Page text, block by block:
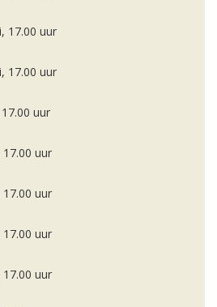
17.00 uur
17.00 uur
uur
uur
uur
uur
uur